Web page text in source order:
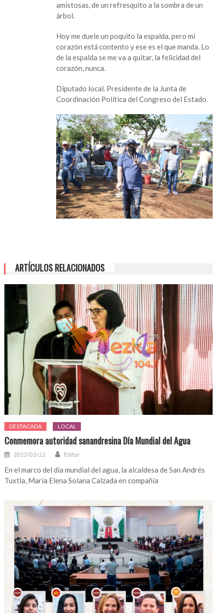
amistosas, de un refresquito a la sombra de un
árbol.
Hoy me duele un poquito la espalda, pero mi
corazón está contento y ese es el que manda. Lo
de la espalda se me va a quitar, la felicidad del
corazón, nunca.
Diputado local. Presidente de la Junta de
Coordinación Política del Congreso del Estado.
ARTÍCULOS RELACIONADOS
DESTACADA LOCAL
Conmemora autoridad sanandresina Día Mundial del Agua
2022/03/22 Editor
En el marco del día mundial del agua, la alcaldesa de San Andrés
Tuxtla, María Elena Solana Calzada en compañía